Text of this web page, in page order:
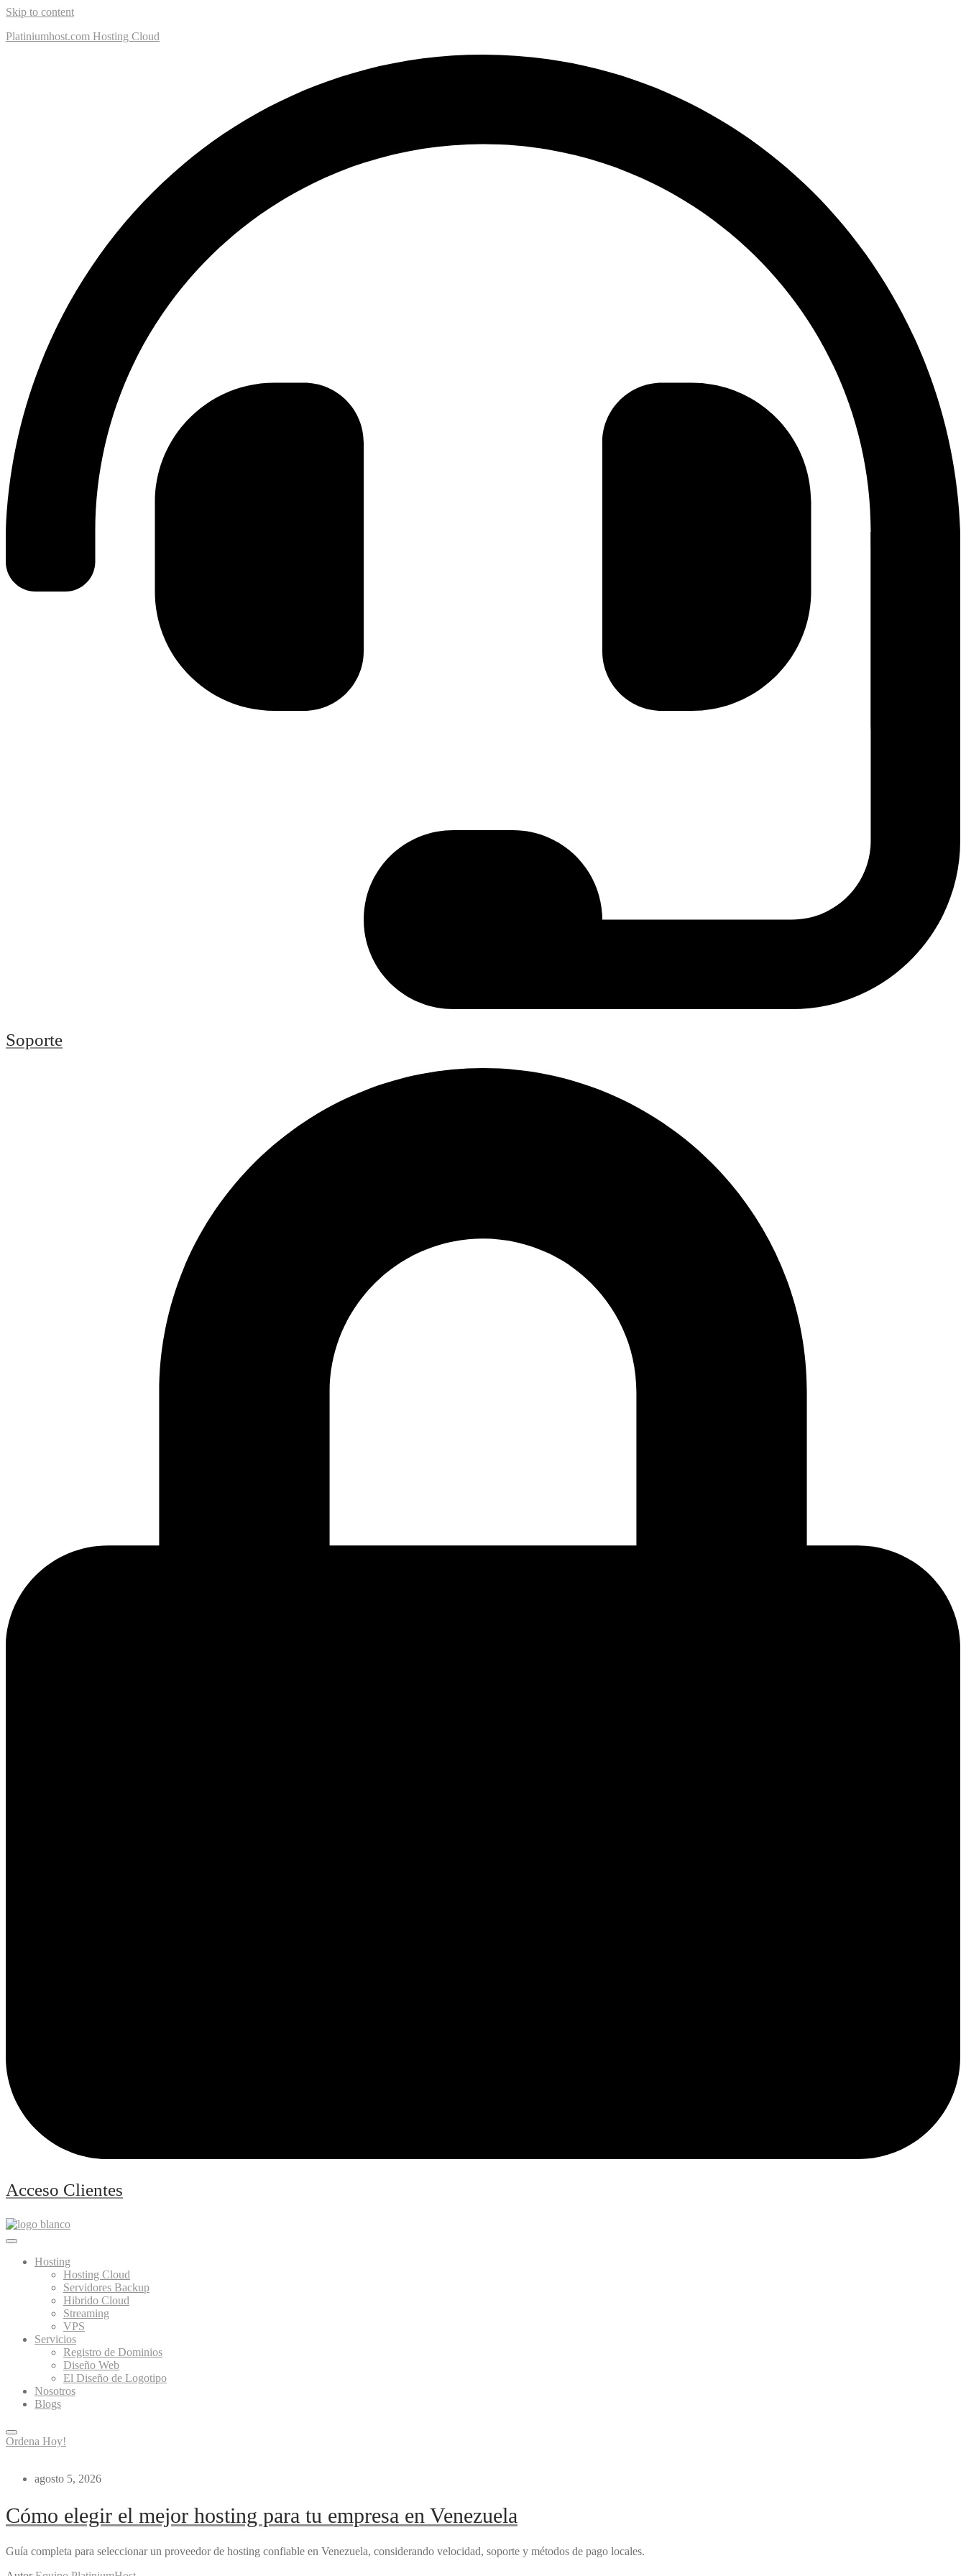
Skip to content
Platiniumhost.com Hosting Cloud
Soporte
Acceso Clientes
Hosting
Hosting Cloud
Servidores Backup
Hibrido Cloud
Streaming
VPS
Servicios
Registro de Dominios
Diseño Web
El Diseño de Logotipo
Nosotros
Blogs
Ordena Hoy!
agosto 5, 2026
Cómo elegir el mejor hosting para tu empresa en Venezuela
Guía completa para seleccionar un proveedor de hosting confiable en Venezuela, considerando velocidad, soporte y métodos de pago locales.